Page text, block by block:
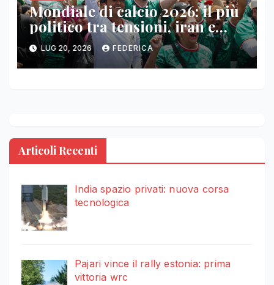
Mondiale di calcio 2026: il più
politico tra tensioni, iran e
falkland
LUG 20, 2026 FEDERICA
Articoli Recenti
India spazio privati: nuova corsa
tecnologica
Pajari vince il rally estonia: prima
vittoria wrc